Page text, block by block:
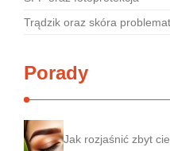
Trądzik oraz skóra
Porady
Jak rozjaśnić zbyt